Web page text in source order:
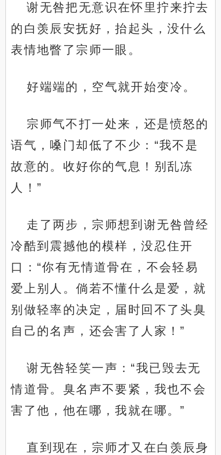
谢无咎把无意识在怀里拧来拧去
的白羡辰安抚好，抬起头，没什么
表情地瞥了宗师一眼。
好端端的，空气就开始变冷。
宗师气不打一处来，还是愤怒的
语气，嗓门却低了不少：“我不是
故意的。收好你的气息！别乱冻
人！”
走了两步，宗师想到谢无咎曾经
冷酷到震撼他的模样，没忍住开
口：“你有无情道骨在，不会轻易
爱上别人。倘若不懂什么是爱，就
别做轻率的决定，届时回不了头臭
自己的名声，还会害了人家！”
谢无咎轻笑一声：“我已毁去无
情道骨。臭名声不要紧，我也不会
害了他，他在哪，我就在哪。”
直到现在，宗师才又在白羡辰身